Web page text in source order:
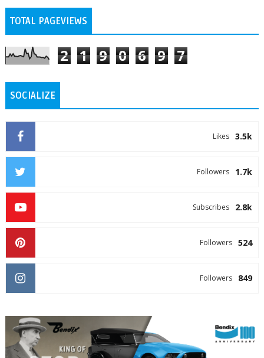
TOTAL PAGEVIEWS
2 1 9 0 6 9 7
SOCIALIZE
3.5k
Likes
1.7k
Followers
2.8k
Subscribes
524
Followers
849
Followers